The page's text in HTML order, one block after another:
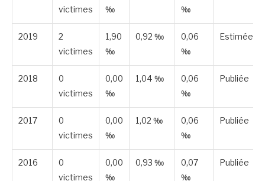
victimes
‰
‰
2019
2
victimes
1,90
‰
0,92 ‰
0,06
‰
Estimée
2018
0
victimes
0,00
‰
1,04 ‰
0,06
‰
Publiée
2017
0
victimes
0,00
‰
1,02 ‰
0,06
‰
Publiée
2016
0
victimes
0,00
‰
0,93 ‰
0,07
‰
Publiée